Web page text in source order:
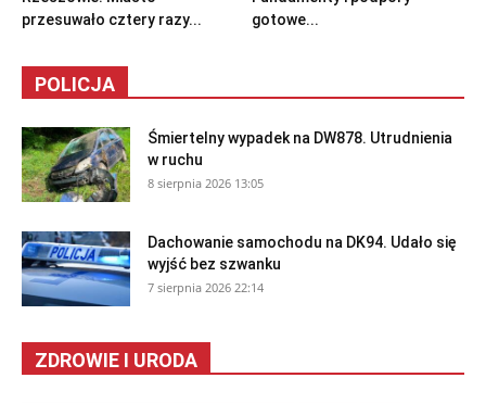
przesuwało cztery razy...
gotowe...
POLICJA
Śmiertelny wypadek na DW878. Utrudnienia
w ruchu
8 sierpnia 2026 13:05
Dachowanie samochodu na DK94. Udało się
wyjść bez szwanku
7 sierpnia 2026 22:14
ZDROWIE I URODA